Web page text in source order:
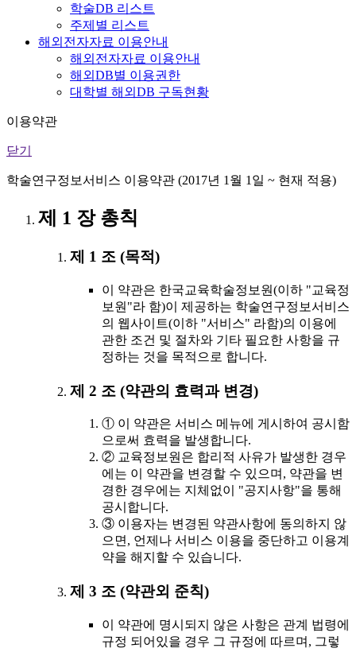
학술DB 리스트
주제별 리스트
해외전자자료 이용안내
해외전자자료 이용안내
해외DB별 이용권한
대학별 해외DB 구독현황
이용약관
닫기
학술연구정보서비스 이용약관 (2017년 1월 1일 ~ 현재 적용)
제 1 장 총칙
제 1 조 (목적)
이 약관은 한국교육학술정보원(이하 "교육정
보원"라 함)이 제공하는 학술연구정보서비스
의 웹사이트(이하 "서비스" 라함)의 이용에
관한 조건 및 절차와 기타 필요한 사항을 규
정하는 것을 목적으로 합니다.
제 2 조 (약관의 효력과 변경)
① 이 약관은 서비스 메뉴에 게시하여 공시함
으로써 효력을 발생합니다.
② 교육정보원은 합리적 사유가 발생한 경우
에는 이 약관을 변경할 수 있으며, 약관을 변
경한 경우에는 지체없이 "공지사항"을 통해
공시합니다.
③ 이용자는 변경된 약관사항에 동의하지 않
으면, 언제나 서비스 이용을 중단하고 이용계
약을 해지할 수 있습니다.
제 3 조 (약관외 준칙)
이 약관에 명시되지 않은 사항은 관계 법령에
규정 되어있을 경우 그 규정에 따르며, 그렇